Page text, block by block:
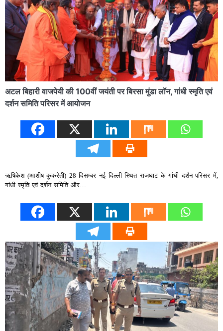
अटल बिहारी वाजपेयी की 100वीं जयंती पर बिरसा मुंडा लॉन, गांधी स्मृति एवं
दर्शन समिति परिसर में आयोजन
ऋषिकेश (आशीष कुकरेती) 28 दिसम्बर नई दिल्ली स्थित राजघाट के गांधी दर्शन परिसर में,
गांधी स्मृति एवं दर्शन समिति और…